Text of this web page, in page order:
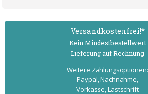
Versand­kostenfrei!*
Kein Mindest­bestell­wert
Lieferung auf Rechnung
Weitere Zahlungs­optionen:
Paypal, Nachnahme,
Vorkasse, Lastschrift